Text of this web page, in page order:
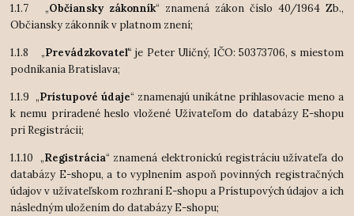
1.1.7 „Občiansky zákonník“ znamená zákon číslo 40/1964 Zb.,
Občiansky zákonník v platnom znení;
1.1.8 „Prevádzkovateľ“ je Peter Uličný, IČO: 50373706, s miestom
podnikania Bratislava;
1.1.9 „Prístupové údaje“ znamenajú unikátne prihlasovacie meno a
k nemu priradené heslo vložené Uživateľom do databázy E-shopu
pri Registrácii;
1.1.10 „Registrácia“ znamená elektronickú registráciu užívateľa do
databázy E-shopu, a to vyplnením aspoň povinných registračných
údajov v užívateľskom rozhraní E-shopu a Prístupových údajov a ich
následným uložením do databázy E-shopu;